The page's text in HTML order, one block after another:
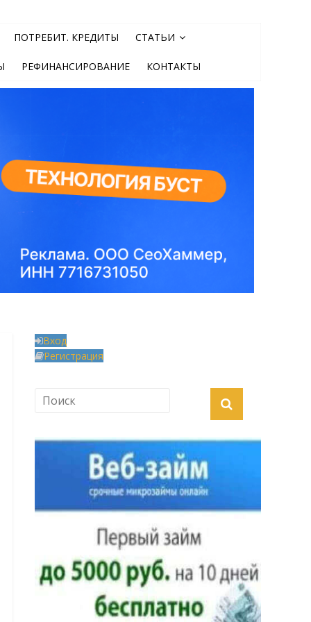
ПОТРЕБИТ. КРЕДИТЫ СТАТЬИ
РЕФИНАНСИРОВАНИЕ КОНТАКТЫ
Вход
Регистрация